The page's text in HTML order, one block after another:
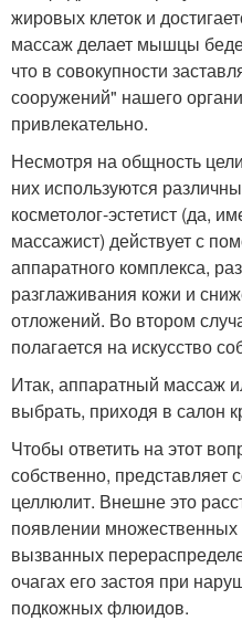
жировых клеток и
массаж делает мышцы
что в совокупности
сооружений" нашего
привлекательно.
Несмотря на общность
них используются
косметолог-эстетист (да,
массажист) действует с
аппаратного комплекса,
разглаживания кожи и
отложений. Во втором
полагается на искусство
Итак, аппаратный массаж
выбрать, приходя в салон
Чтобы ответить на этот
собственно, представляет
целлюлит. Внешне это
появлении множественных
вызванных
очагах его застоя при
подкожных флюидов.